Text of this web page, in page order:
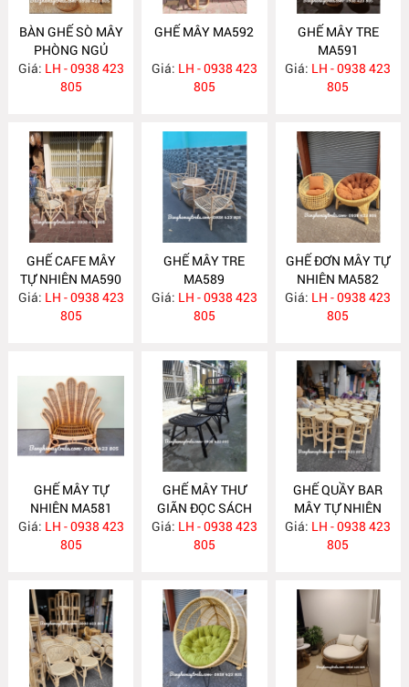
BÀN GHẾ SÒ MÂY
PHÒNG NGỦ
MA593
Giá: LH - 0938 423
805
GHẾ MÂY MA592
Giá: LH - 0938 423
805
GHẾ MÂY TRE
MA591
Giá: LH - 0938 423
805
GHẾ CAFE MÂY
TỰ NHIÊN MA590
Giá: LH - 0938 423
805
GHẾ MÂY TRE
MA589
Giá: LH - 0938 423
805
GHẾ ĐƠN MÂY TỰ
NHIÊN MA582
Giá: LH - 0938 423
805
GHẾ MÂY TỰ
NHIÊN MA581
Giá: LH - 0938 423
805
GHẾ MÂY THƯ
GIÃN ĐỌC SÁCH
KÈM ĐÔN GÁC
CHÂN MA575
Giá: LH - 0938 423
805
GHẾ QUẦY BAR
MÂY TỰ NHIÊN
MA572
Giá: LH - 0938 423
805